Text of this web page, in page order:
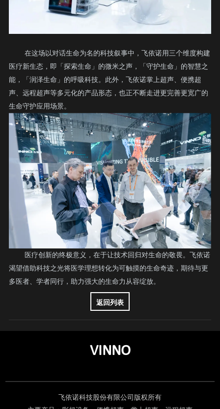
在这场以对话生命为名的科技叙事中，飞依诺用三个维度构建
医疗新生态，即「探索生命」的微米之声，「守护生命」的智慧之
能，「润泽生命」的呼吸科技。此外，飞依诺掌上超声、便携超
声、远程超声等多元化的产品形态，也正不断走进更完善更宽广的
生命守护应用场景。
医疗创新的终极意义，在于让技术回归对生命的敬畏。飞依诺
渴望借助科技之光将医学理想转化为可触摸的生命奇迹，期待与更
多医者、学者同行，助力强大的生命力从容绽放。
返回列表
VINNO
飞依诺科技股份有限公司版权所有